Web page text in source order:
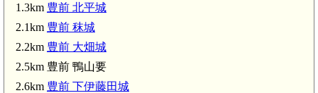
1.3km 豊前 北平城
2.1km 豊前 秣城
2.2km 豊前 大畑城
2.5km 豊前 鴨山要
2.6km 豊前 下伊藤田城